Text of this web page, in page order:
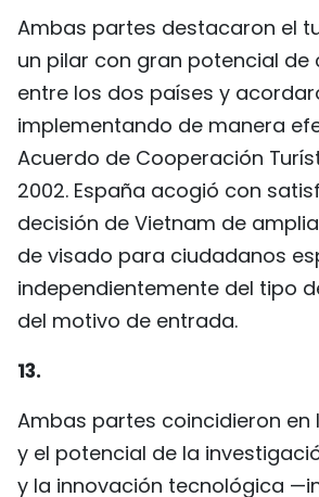
Ambas partes destacaron el
un pilar con gran potencial de
entre los dos países y
implementando de manera
Acuerdo de Cooperación
2002. España acogió con
decisión de Vietnam de
de visado para ciudadanos
independientemente del tipo
del motivo de entrada.
13.
Ambas partes coincidieron
y el potencial de la
y la innovación tecnológica